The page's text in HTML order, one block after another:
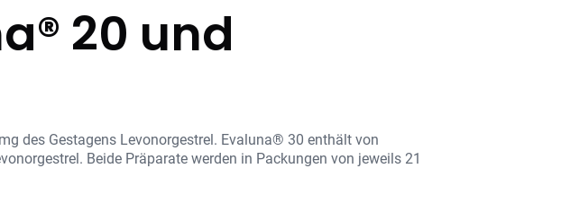
20 und
des Gestagens Levonorgestrel. Evaluna® 30 enthält von
Beide Präparate werden in Packungen von jeweils 21